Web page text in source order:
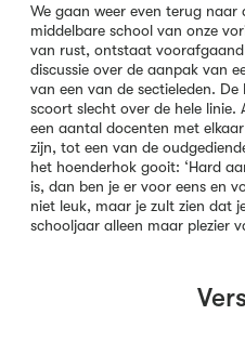
We gaan weer even terug naar
middelbare school van onze
van rust, ontstaat voorafgaand
discussie over de aanpak van
van een van de sectieleden.
scoort slecht over de hele linie.
een aantal docenten met
zijn, tot een van de
het hoenderhok gooit: ‘Hard
is, dan ben je er voor eens en
niet leuk, maar je zult zien dat
schooljaar alleen maar plezier